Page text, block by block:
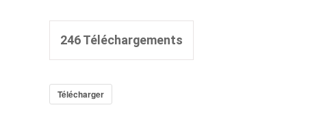
246Téléchargements
Télécharger